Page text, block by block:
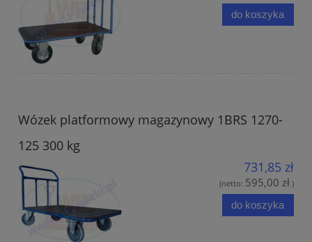
do koszyka
Wózek platformowy magazynowy 1BRS 1270-
125 300 kg
731,85 zł
(netto: 595,00 zł )
do koszyka